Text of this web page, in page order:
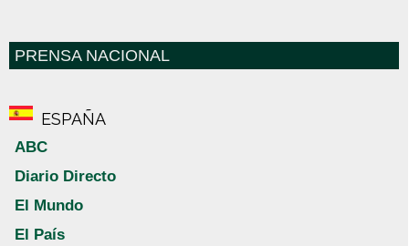
PRENSA NACIONAL
ESPAÑA
ABC
Diario Directo
El Mundo
El País